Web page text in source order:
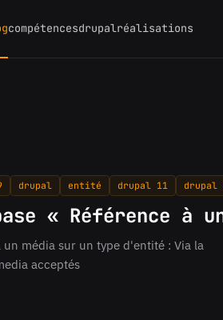
compétencesdrupal réalisations
drupal entité drupal 11 drupal
« Référence à
média sur un type d'entité : Via la
acceptés